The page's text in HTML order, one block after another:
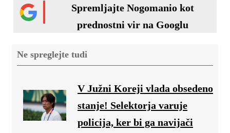
Spremljajte Nogomanio kot
prednostni vir na Googlu
Ne spreglejte tudi
V Južni Koreji vlada obsedeno
stanje! Selektorja varuje
policija, ker bi ga navijači